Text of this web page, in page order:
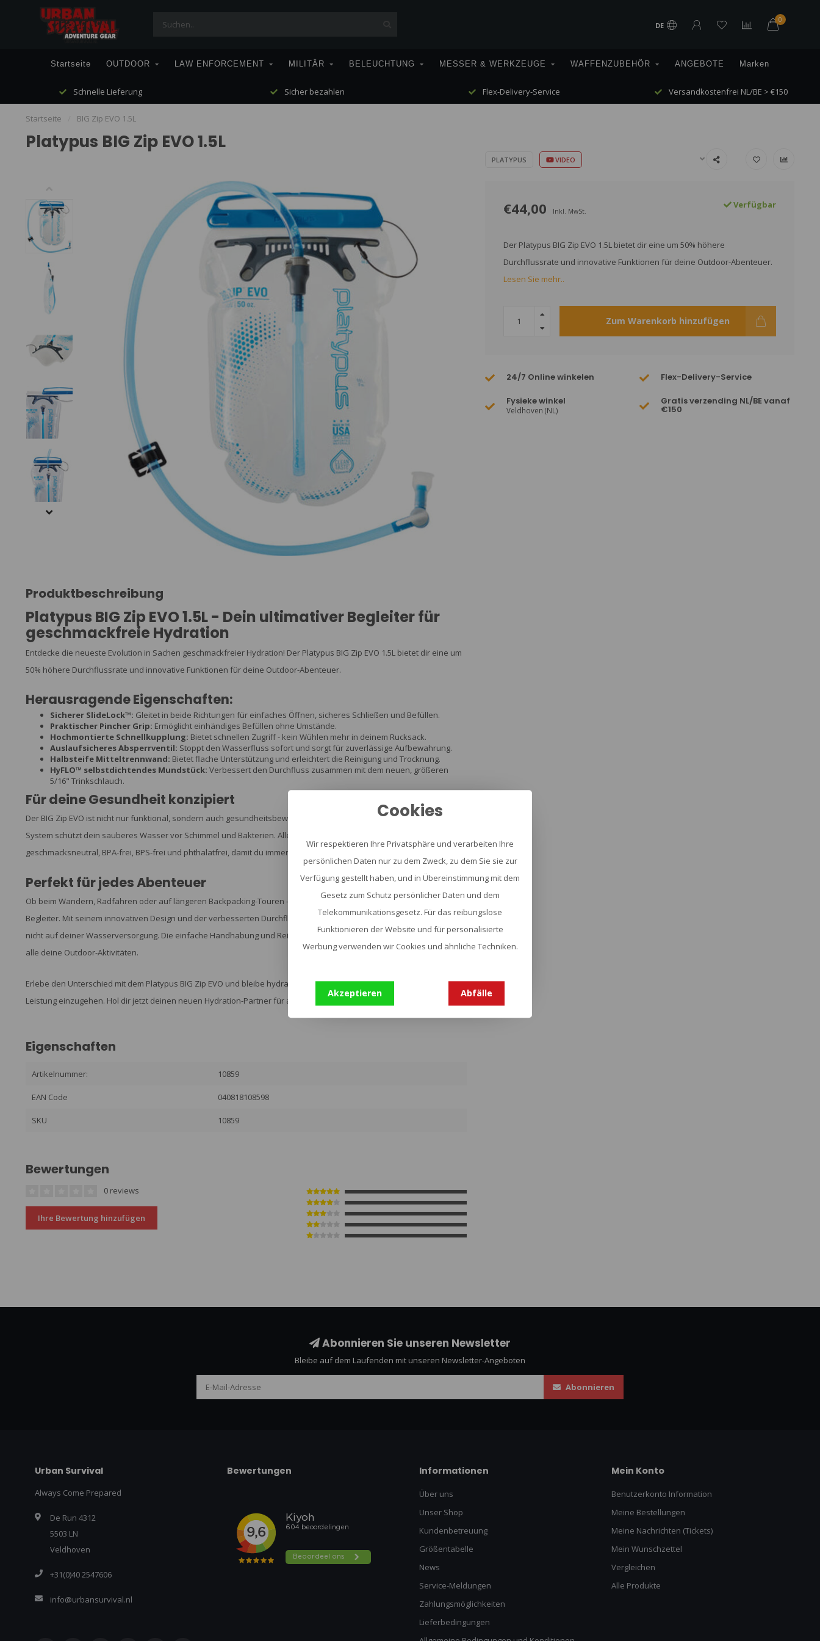
DE
0
Startseite OUTDOOR LAW ENFORCEMENT MILITÄR BELEUCHTUNG MESSER & WERKZEUGE WAFFENZUBEHÖR ANGEBOTE Marken
Schnelle Lieferung Sicher bezahlen Flex-Delivery-Service Versandkostenfrei NL/BE > €150
Startseite BIG Zip EVO 1.5L
Platypus BIG Zip EVO 1.5L
PLATYPUS VIDEO
€44,00 Inkl. MwSt.
Verfügbar
Der Platypus BIG Zip EVO 1.5L bietet dir eine um 50% höhere
Durchflussrate und innovative Funktionen für deine Outdoor-Abenteuer.
Lesen Sie mehr..
Zum Warenkorb hinzufügen
24/7 Online winkelen Flex-Delivery-Service
Fysieke winkel
Veldhoven (NL)
Gratis verzending NL/BE vanaf
€150
Produktbeschreibung
Platypus BIG Zip EVO 1.5L - Dein ultimativer Begleiter für
geschmackfreie Hydration
Entdecke die neueste Evolution in Sachen geschmackfreier Hydration! Der Platypus BIG Zip EVO 1.5L bietet dir eine um
50% höhere Durchflussrate und innovative Funktionen für deine Outdoor-Abenteuer.
Herausragende Eigenschaften:
Sicherer SlideLock™: Gleitet in beide Richtungen für einfaches Öffnen, sicheres Schließen und Befüllen.
Praktischer Pincher Grip: Ermöglicht einhändiges Befüllen ohne Umstände.
Hochmontierte Schnellkupplung: Bietet schnellen Zugriff - kein Wühlen mehr in deinem Rucksack.
Auslaufsicheres Absperrventil: Stoppt den Wasserfluss sofort und sorgt für zuverlässige Aufbewahrung.
Halbsteife Mitteltrennwand: Bietet flache Unterstützung und erleichtert die Reinigung und Trocknung.
HyFLO™ selbstdichtendes Mundstück: Verbessert den Durchfluss zusammen mit dem neuen, größeren
5/16" Trinkschlauch.
Für deine Gesundheit konzipiert
Der BIG Zip EVO ist nicht nur funktional, sondern auch gesundheitsbewusst gestaltet. Das eingebettete Silberionen-
System schützt dein sauberes Wasser vor Schimmel und Bakterien. Alle Materialien sind zertifiziert
geschmacksneutral, BPA-frei, BPS-frei und phthalatfrei, damit du immer reines, frisches Wasser genießen kannst.
Perfekt für jedes Abenteuer
Ob beim Wandern, Radfahren oder auf längeren Backpacking-Touren - der BIG Zip EVO 1.5L ist dein zuverlässiger
Begleiter. Mit seinem innovativen Design und der verbesserten Durchflussrate bleibt dein Fokus auf dem Abenteuer,
nicht auf deiner Wasserversorgung. Die einfache Handhabung und Reinigung machen ihn zum idealen Begleiter für
alle deine Outdoor-Aktivitäten.
Erlebe den Unterschied mit dem Platypus BIG Zip EVO und bleibe hydratisiert, ohne Kompromisse bei Geschmack oder
Leistung einzugehen. Hol dir jetzt deinen neuen Hydration-Partner für alle kommenden Abenteuer!
Eigenschaften
Artikelnummer: 10859
EAN Code 040818108598
SKU 10859
Bewertungen
0 reviews
Ihre Bewertung hinzufügen
Abonnieren Sie unseren Newsletter
Bleibe auf dem Laufenden mit unseren Newsletter-Angeboten
Abonnieren
Urban Survival
Always Come Prepared
De Run 4312
5503 LN
Veldhoven
+31(0)40 2547606
info@urbansurvival.nl
Bewertungen Informationen
Über uns
Unser Shop
Kundenbetreuung
Größentabelle
News
Service-Meldungen
Zahlungsmöglichkeiten
Lieferbedingungen
Mein Konto
Benutzerkonto Information
Meine Bestellungen
Meine Nachrichten (Tickets)
Mein Wunschzettel
Vergleichen
Alle Produkte
Cookies
Wir respektieren Ihre Privatsphäre und verarbeiten Ihre
persönlichen Daten nur zu dem Zweck, zu dem Sie sie zur
Verfügung gestellt haben, und in Übereinstimmung mit dem
Gesetz zum Schutz persönlicher Daten und dem
Telekommunikationsgesetz. Für das reibungslose
Funktionieren der Website und für personalisierte
Werbung verwenden wir Cookies und ähnliche Techniken.
Akzeptieren Abfälle